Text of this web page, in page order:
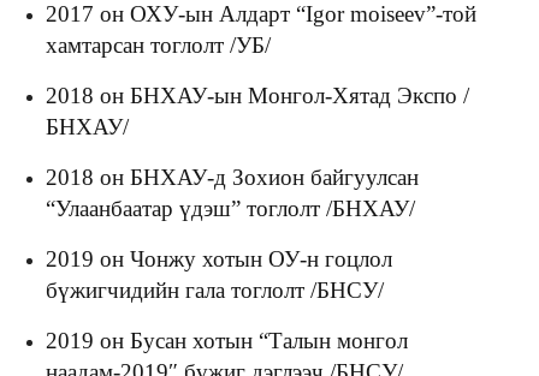
2017 он ОХУ-ын Алдарт “Igor moiseev”-той
хамтарсан тоглолт /УБ/
2018 он БНХАУ-ын Монгол-Хятад Экспо /
БНХАУ/
2018 он БНХАУ-д Зохион байгуулсан
“Улаанбаатар үдэш” тоглолт /БНХАУ/
2019 он Чонжу хотын ОУ-н гоцлол
бүжигчидийн гала тоглолт /БНСУ/
2019 он Бусан хотын “Талын монгол